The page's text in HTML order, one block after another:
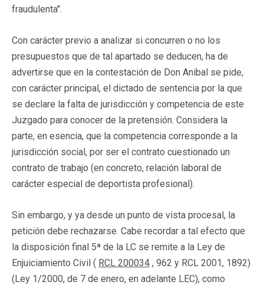
fraudulenta".
Con carácter previo a analizar si concurren o no los
presupuestos que de tal apartado se deducen, ha de
advertirse que en la contestación de Don Anibal se pide,
con carácter principal, el dictado de sentencia por la que
se declare la falta de jurisdicción y competencia de este
Juzgado para conocer de la pretensión. Considera la
parte, en esencia, que la competencia corresponde a la
jurisdicción social, por ser el contrato cuestionado un
contrato de trabajo (en concreto, relación laboral de
carácter especial de deportista profesional).
Sin embargo, y ya desde un punto de vista procesal, la
petición debe rechazarse. Cabe recordar a tal efecto que
la disposición final 5ª de la LC se remite a la Ley de
Enjuiciamiento Civil ( RCL 200034 , 962 y RCL 2001, 1892)
(Ley 1/2000, de 7 de enero, en adelante LEC), como